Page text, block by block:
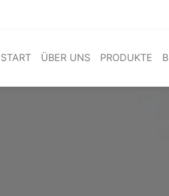
START ÜBER UNS PRODUKTE